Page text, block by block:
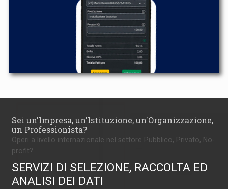
Sei un'Impresa, un'Istituzione, un'Organizzazione,
un Professionista?
Operi a livello internazionale nel settore Pubblico, Privato, No-
profit?
SERVIZI DI SELEZIONE, RACCOLTA ED
ANALISI DEI DATI